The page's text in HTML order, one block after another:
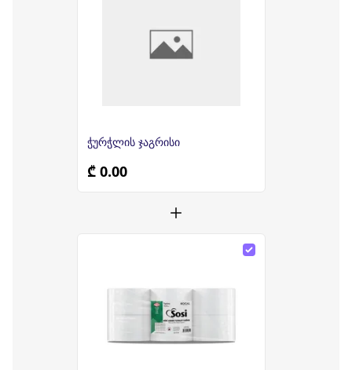
ჭურჭლის ჯაგრისი
₾ 0.00